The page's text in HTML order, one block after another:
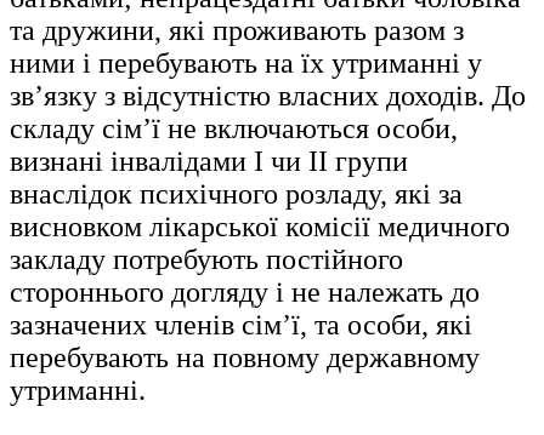
та дружини, які проживають разом з
ними і перебувають на їх утриманні у
зв’язку з відсутністю власних доходів. До
складу сім’ї не включаються особи,
визнані інвалідами I чи II групи
внаслідок психічного розладу, які за
висновком лікарської комісії медичного
закладу потребують постійного
стороннього догляду і не належать до
зазначених членів сім’ї, та особи, які
перебувають на повному державному
утриманні.